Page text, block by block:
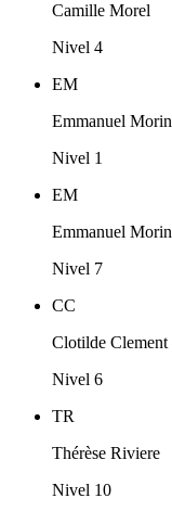
Camille Morel
Nivel 4
EM
Emmanuel Morin
Nivel 1
EM
Emmanuel Morin
Nivel 7
CC
Clotilde Clement
Nivel 6
TR
Thérèse Riviere
Nivel 10